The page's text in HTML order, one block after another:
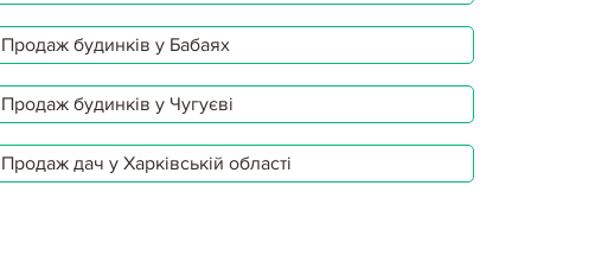
Продаж будинків у Бабаях
Продаж будинків у Чугуєві
Продаж дач у Харківській області